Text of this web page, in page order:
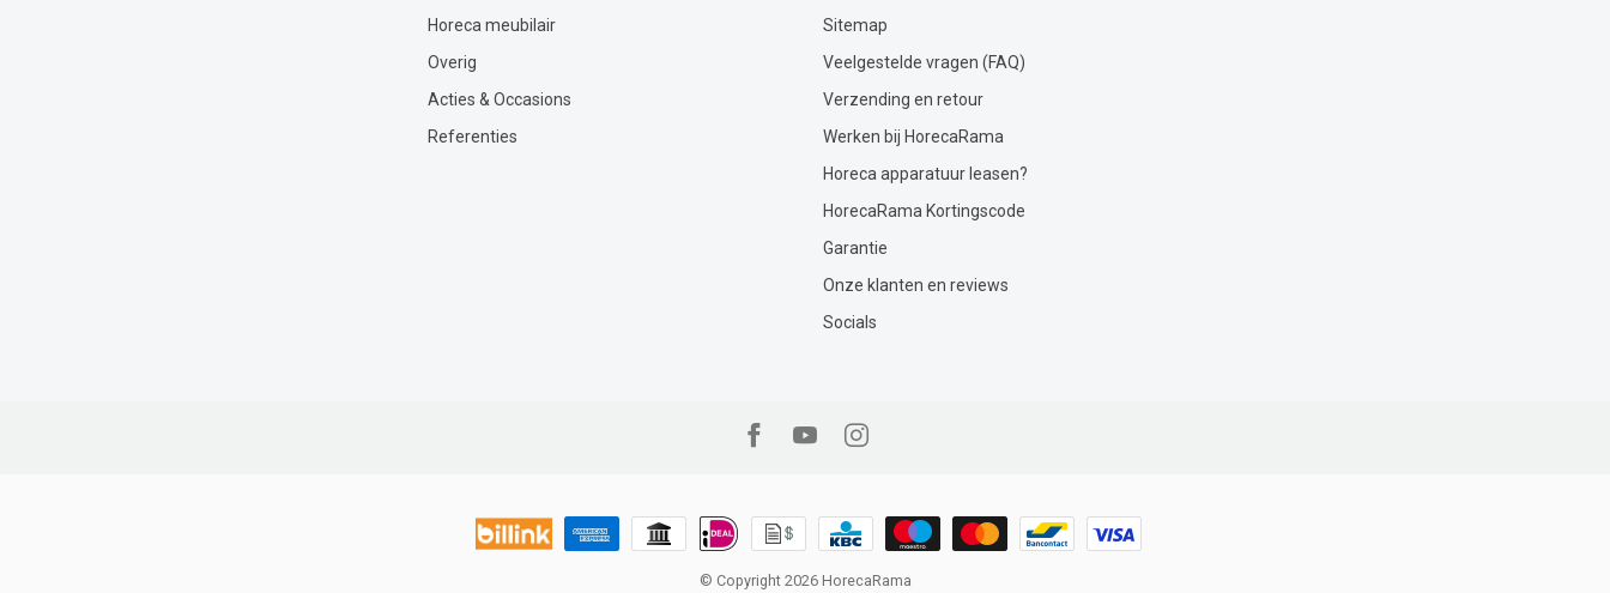
Horeca meubilair
Overig
Acties & Occasions
Referenties
Sitemap
Veelgestelde vragen (FAQ)
Verzending en retour
Werken bij HorecaRama
Horeca apparatuur leasen?
HorecaRama Kortingscode
Garantie
Onze klanten en reviews
Socials
© Copyright 2026 HorecaRama